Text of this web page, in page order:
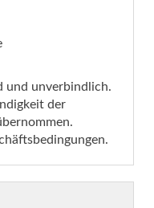
und unverbindlich.
der